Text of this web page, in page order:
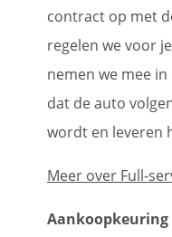
contract op met
regelen we voor
nemen we mee
dat de auto
wordt en leveren
Meer over Full-
Aankoopkeuring